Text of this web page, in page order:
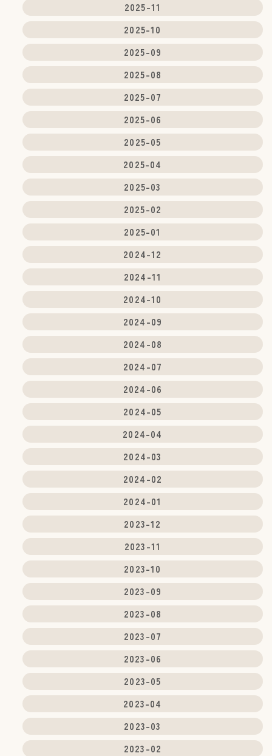
2025-11
2025-10
2025-09
2025-08
2025-07
2025-06
2025-05
2025-04
2025-03
2025-02
2025-01
2024-12
2024-11
2024-10
2024-09
2024-08
2024-07
2024-06
2024-05
2024-04
2024-03
2024-02
2024-01
2023-12
2023-11
2023-10
2023-09
2023-08
2023-07
2023-06
2023-05
2023-04
2023-03
2023-02